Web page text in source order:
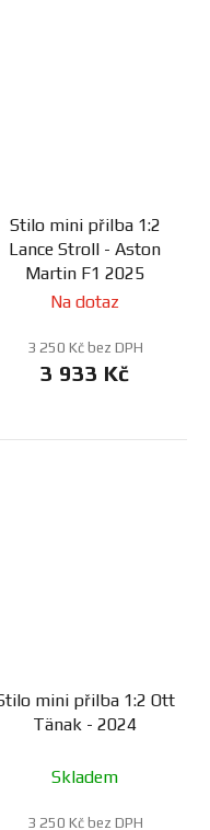
Stilo mini přilba 1:2
Lance Stroll - Aston
Martin F1 2025
Na dotaz
3 250 Kč bez DPH
3 933 Kč
mini přilba 1:2 Ott
Tänak - 2024
Skladem
3 250 Kč bez DPH